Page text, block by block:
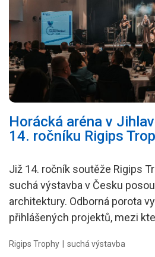
Podkroví
Dřevostavby
Koupelny a vlhké
Zásady a užitečné
Reference
Horácká aréna v
14. ročníku Rigips
Již 14. ročník soutěže Rigips
suchá výstavba v Česku
architektury. Odborná porota
přihlášených projektů, mezi
Rigips Trophy suchá výstavba